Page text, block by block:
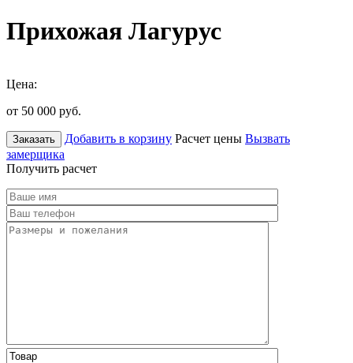
Прихожая Лагурус
Цена:
от 50 000 руб.
Заказать Добавить в корзину Расчет цены Вызвать
замерщика
Получить расчет